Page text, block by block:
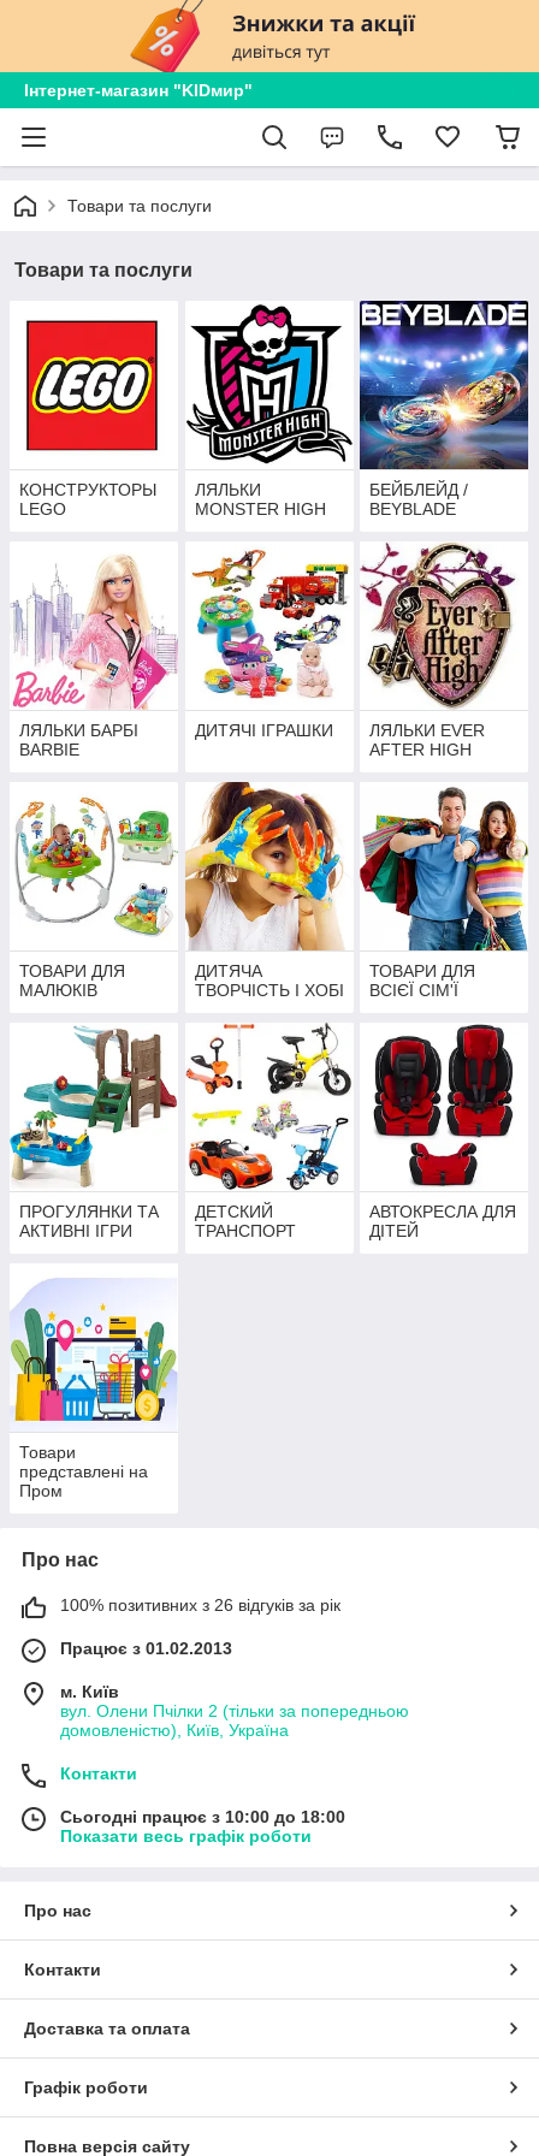
Інтернет-магазин "KIDмир"
Товари та послуги
Товари та послуги
КОНСТРУКТОРЫ
LEGO
ЛЯЛЬКИ
MONSTER HIGH
БЕЙБЛЕЙД /
BEYBLADE
ЛЯЛЬКИ БАРБІ
BARBIE
ДИТЯЧІ ІГРАШКИ
ЛЯЛЬКИ EVER
AFTER HIGH
ТОВАРИ ДЛЯ
МАЛЮКІВ
ДИТЯЧА
ТВОРЧІСТЬ І ХОБІ
ТОВАРИ ДЛЯ
ВСІЄЇ СІМ'Ї
ПРОГУЛЯНКИ ТА
АКТИВНІ ІГРИ
ДЕТСКИЙ
ТРАНСПОРТ
АВТОКРЕСЛА ДЛЯ
ДІТЕЙ
Товари
представлені на
Пром
Про нас
100% позитивних з 26 відгуків за рік
Працює з 01.02.2013
м. Київ
вул. Олени Пчілки 2 (тільки за попередньою
домовленістю), Київ, Україна
Контакти
Сьогодні працює з 10:00 до 18:00
Показати весь графік роботи
Про нас
Контакти
Доставка та оплата
Графік роботи
Повна версія сайту